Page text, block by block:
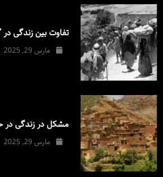
تفاوت بین زندگی
مارس 29, 2025
مشکل در زندگی در
مارس 29, 2025